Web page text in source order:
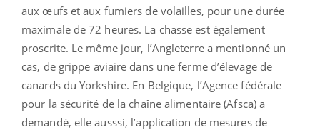
aux œufs et aux fumiers de volailles, pour une durée
maximale de 72 heures. La chasse est également
proscrite. Le même jour, l’Angleterre a mentionné un
cas, de grippe aviaire dans une ferme d’élevage de
canards du Yorkshire. En Belgique, l’Agence fédérale
pour la sécurité de la chaîne alimentaire (Afsca) a
demandé, elle ausssi, l’application de mesures de